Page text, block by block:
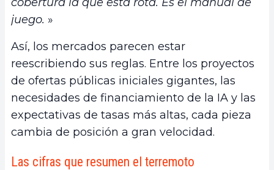
juego. »
Así, los mercados parecen estar
reescribiendo sus reglas. Entre los proyectos
de ofertas públicas iniciales gigantes, las
necesidades de financiamiento de la IA y las
expectativas de tasas más altas, cada pieza
cambia de posición a gran velocidad.
Las cifras que resumen el terremoto